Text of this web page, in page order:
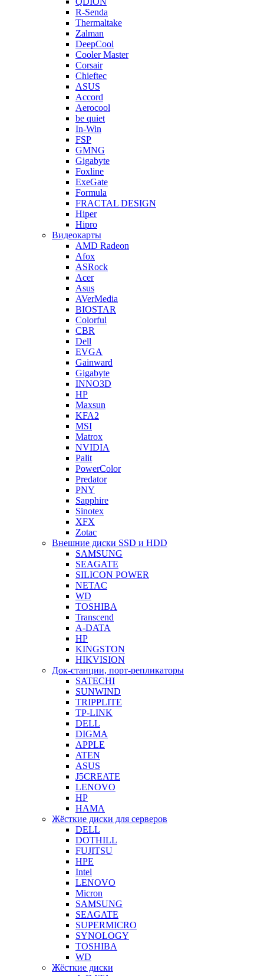
R-Senda
Thermaltake
Zalman
DeepCool
Cooler Master
Corsair
Chieftec
ASUS
Accord
Aerocool
be quiet
In-Win
FSP
GMNG
Gigabyte
Foxline
ExeGate
Formula
FRACTAL DESIGN
Hiper
Hipro
Видеокарты
AMD Radeon
Afox
ASRock
Acer
Asus
AVerMedia
BIOSTAR
Colorful
CBR
Dell
EVGA
Gainward
Gigabyte
INNO3D
HP
Maxsun
KFA2
MSI
Matrox
NVIDIA
Palit
PowerColor
Predator
PNY
Sapphire
Sinotex
XFX
Zotac
Внешние диски SSD и HDD
SAMSUNG
SEAGATE
SILICON POWER
NETAC
WD
TOSHIBA
Transcend
A-DATA
HP
KINGSTON
HIKVISION
Док-станции, порт-репликаторы
SATECHI
SUNWIND
TRIPPLITE
TP-LINK
DELL
DIGMA
APPLE
ATEN
ASUS
J5CREATE
LENOVO
HP
HAMA
Жёсткие диски для серверов
DELL
DOTHILL
FUJITSU
HPE
Intel
LENOVO
Micron
SAMSUNG
SEAGATE
SUPERMICRO
SYNOLOGY
TOSHIBA
WD
Жёсткие диски